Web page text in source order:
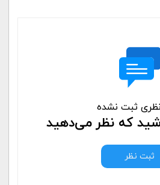
ثبت نشده
که نظر می‌دهید
ثبت نظر